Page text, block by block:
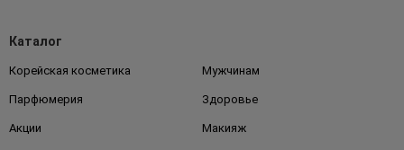
Каталог
Корейская косметика Мужчинам
Парфюмерия Здоровье
Акции Макияж